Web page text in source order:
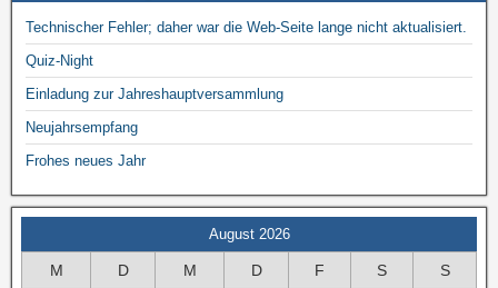
Technischer Fehler; daher war die Web-Seite lange nicht aktualisiert.
Quiz-Night
Einladung zur Jahreshauptversammlung
Neujahrsempfang
Frohes neues Jahr
August 2026
M D M D F S S